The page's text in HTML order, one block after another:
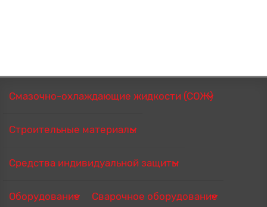
Смазочно-охлаждающие жидкости (СОЖ)
Строительные материалы
Средства индивидуальной защиты
Оборудование Сварочное оборудование